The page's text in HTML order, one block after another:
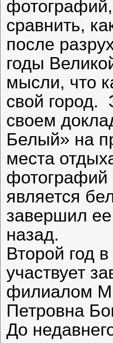
сравнить,
после
годы
мысли, что
свой город.
своем
Белый» на
места
фотографий
является
завершил
назад.
Второй год
участвует
филиалом
Петровна
До